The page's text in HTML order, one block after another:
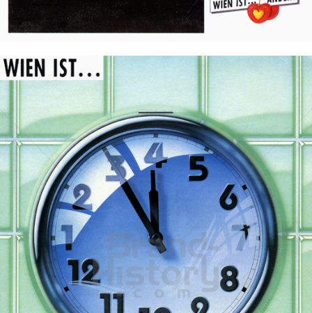
Stadt Wien STADT WIEN PID 1987